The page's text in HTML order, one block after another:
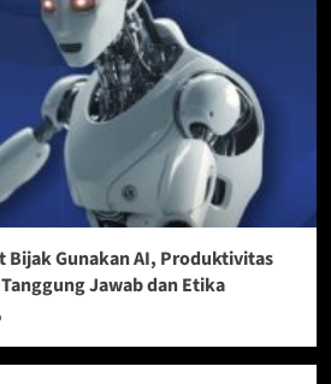
Bijak Gunakan AI, Produktivitas
Jawab dan Etika